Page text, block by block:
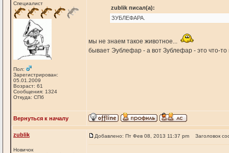
Специалист
Пол:
Зарегистрирован:
05.01.2009
Возраст: 61
Сообщения: 1324
Откуда: СПб
zublik писал(а):
ЗУБЛЕФАРА.
мы не знаем такое животное...
бывает Эублефар - а вот Зублефар - это что-
Вернуться к началу
zublik
Новичок
Добавлено: Пт Фев 08, 2013 11:37 pm Заголовок